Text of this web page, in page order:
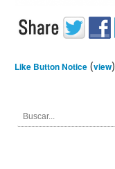
Like Button Notice (view)